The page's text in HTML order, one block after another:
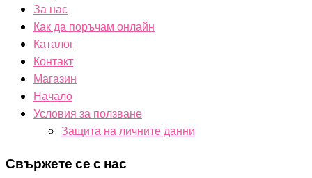
За нас
Как да поръчам онлайн
Каталог
Контакт
Магазин
Начало
Условия за ползване
Защита на личните данни
Свържете се с нас